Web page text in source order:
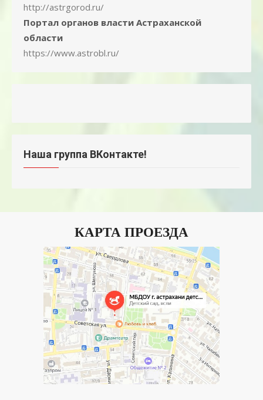
http://astrgorod.ru/
Портал органов власти Астраханской
области
https://www.astrobl.ru/
Наша группа ВКонтакте!
КАРТА ПРОЕЗДА